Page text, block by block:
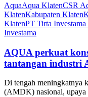
AquaAqua KlatenCSR
KlatenKabupaten Klaten
KlatenPT Tirta
Investama
AQUA perkuat
tantangan industri
Di tengah meningkatnya
(AMDK) nasional,